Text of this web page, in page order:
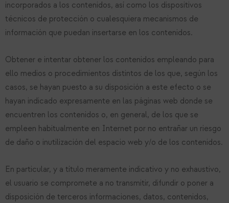
incorporados a los contenidos, así como los dispositivos
técnicos de protección o cualesquiera mecanismos de
información que puedan insertarse en los contenidos.
Obtener e intentar obtener los contenidos empleando para
ello medios o procedimientos distintos de los que, según los
casos, se hayan puesto a su disposición a este efecto o se
hayan indicado expresamente en las páginas web donde se
encuentren los contenidos o, en general, de los que se
empleen habitualmente en Internet por no entrañar un riesgo
de daño o inutilización del espacio web y/o de los contenidos.
En particular, y a título meramente indicativo y no exhaustivo,
el usuario se compromete a no transmitir, difundir o poner a
disposición de terceros informaciones, datos, contenidos,